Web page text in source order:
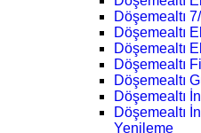
Döşemealtı
Döşemealtı
Döşemealtı
Döşemealtı
Döşemealtı
Döşemealtı
Döşemealtı
Yenileme